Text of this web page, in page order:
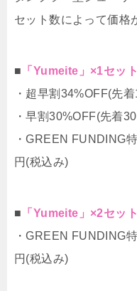
セット数によって価格
■ 「Yumeite」×1セット
・超早割34%OFF(先
・早割30%OFF(先着
・GREEN FUNDING
円(税込み)
■ 「Yumeite」×2セット
・GREEN FUNDING
円(税込み)